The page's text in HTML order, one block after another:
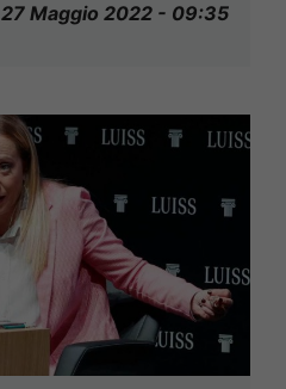
27 Maggio 2022 - 09:35